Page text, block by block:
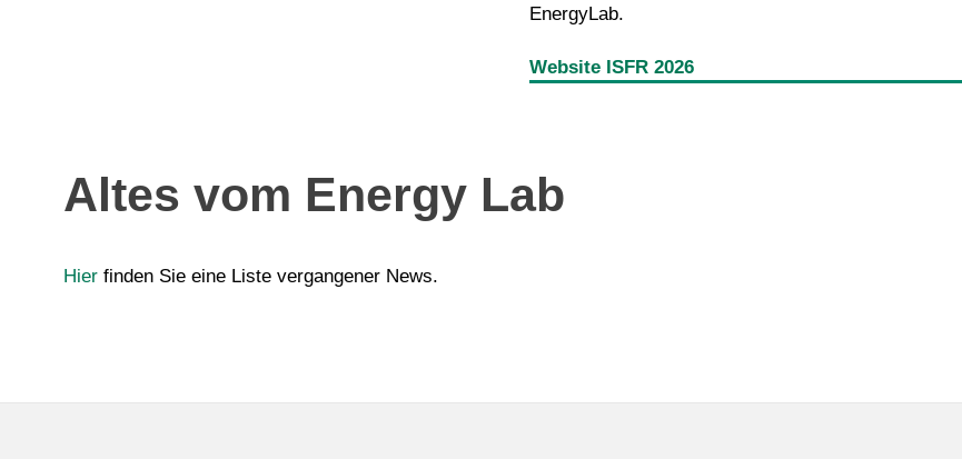
EnergyLab.
Website ISFR 2026
Altes vom Energy Lab
Hier finden Sie eine Liste vergangener News.